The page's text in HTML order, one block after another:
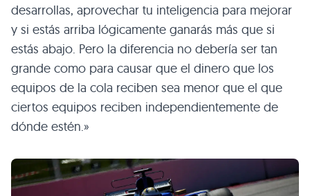
desarrollas, aprovechar tu inteligencia para mejorar
y si estás arriba lógicamente ganarás más que si
estás abajo. Pero la diferencia no debería ser tan
grande como para causar que el dinero que los
equipos de la cola reciben sea menor que el que
ciertos equipos reciben independientemente de
dónde estén.»